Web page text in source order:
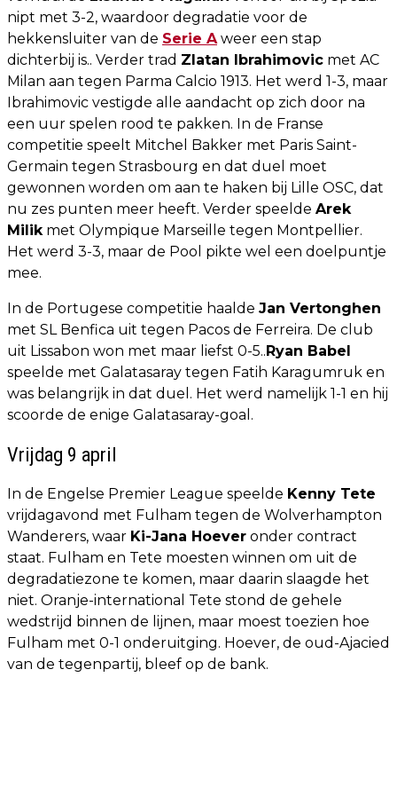
nipt met 3-2, waardoor degradatie voor de
hekkensluiter van de Serie A weer een stap
dichterbij is.. Verder trad Zlatan Ibrahimovic met AC
Milan aan tegen Parma Calcio 1913. Het werd 1-3, maar
Ibrahimovic vestigde alle aandacht op zich door na
een uur spelen rood te pakken. In de Franse
competitie speelt Mitchel Bakker met Paris Saint-
Germain tegen Strasbourg en dat duel moet
gewonnen worden om aan te haken bij Lille OSC, dat
nu zes punten meer heeft. Verder speelde Arek
Milik met Olympique Marseille tegen Montpellier.
Het werd 3-3, maar de Pool pikte wel een doelpuntje
mee.
In de Portugese competitie haalde Jan Vertonghen
met SL Benfica uit tegen Pacos de Ferreira. De club
uit Lissabon won met maar liefst 0-5..Ryan Babel
speelde met Galatasaray tegen Fatih Karagumruk en
was belangrijk in dat duel. Het werd namelijk 1-1 en hij
scoorde de enige Galatasaray-goal.
Vrijdag 9 april
In de Engelse Premier League speelde Kenny Tete
vrijdagavond met Fulham tegen de Wolverhampton
Wanderers, waar Ki-Jana Hoever onder contract
staat. Fulham en Tete moesten winnen om uit de
degradatiezone te komen, maar daarin slaagde het
niet. Oranje-international Tete stond de gehele
wedstrijd binnen de lijnen, maar moest toezien hoe
Fulham met 0-1 onderuitging. Hoever, de oud-Ajacied
van de tegenpartij, bleef op de bank.